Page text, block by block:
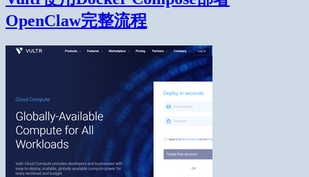
OpenClaw完整流程